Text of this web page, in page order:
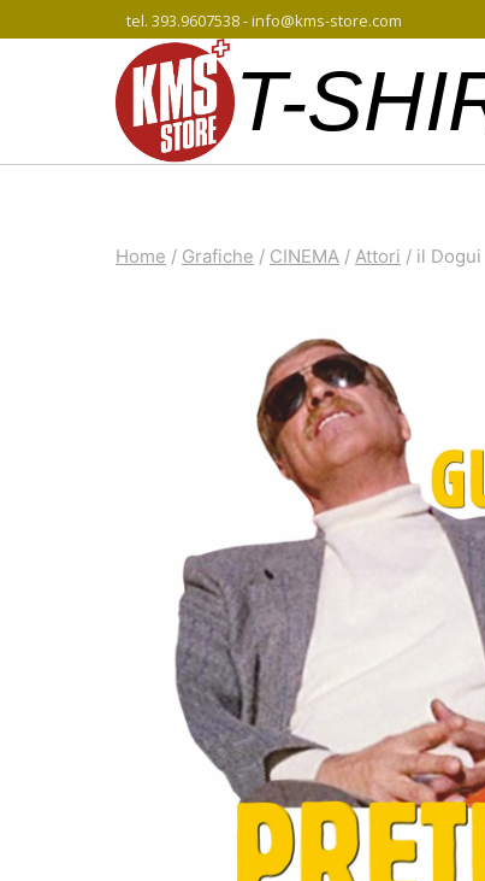
tel. 393.9607538 - info@kms-store.com
T-
Home / Grafiche / CINEMA / Attori / il Dogui